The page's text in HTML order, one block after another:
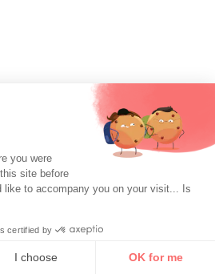
you were
site before
like to accompany you on your visit... Is
certified by
I choose OK for me